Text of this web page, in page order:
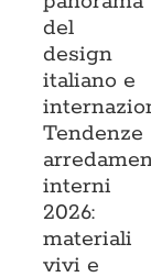
del
design
italiano e
Tendenze
interni
2026:
materiali
vivi e